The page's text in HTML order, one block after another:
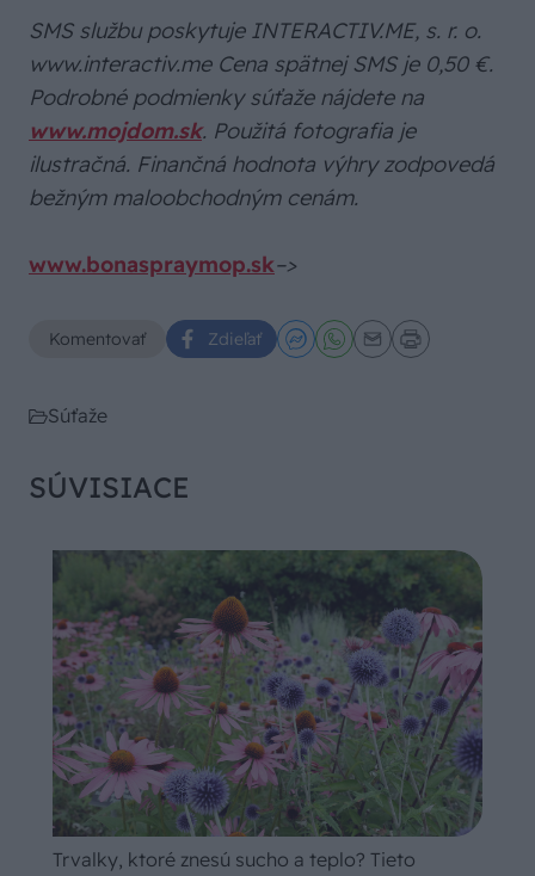
SMS službu poskytuje INTERACTIV.ME, s. r. o.
www.interactiv.me Cena spätnej SMS je 0,50 €.
Podrobné podmienky súťaže nájdete na
www.mojdom.sk. Použitá fotografia je
ilustračná. Finančná hodnota výhry zodpovedá
bežným maloobchodným cenám.
www.bonaspraymop.sk–>
Komentovať Zdieľať
Súťaže
SÚVISIACE
Trvalky, ktoré znesú sucho a teplo? Tieto